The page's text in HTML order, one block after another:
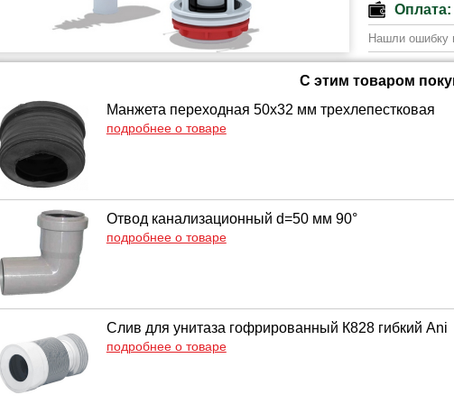
Оплата:
Нашли ошибку
С этим товаром
Манжета переходная 50х32 мм трехлепестковая
подробнее о товаре
Отвод канализационный d=50 мм 90°
подробнее о товаре
Слив для унитаза гофрированный К828 гибкий Ani
подробнее о товаре